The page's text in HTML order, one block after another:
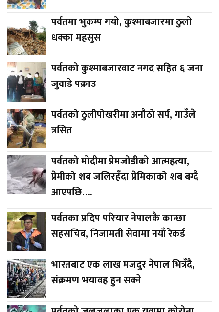
पर्वतमा भुकम्प गयो, कुश्माबजारमा ठुलो
धक्का महसुस
पर्वतको कुश्माबजारवाट नगद सहित ६ जना
जुवाडे पक्राउ
पर्वतको ठुलीपोखरीमा अनौठो सर्प, गाउँले
त्रसित
पर्वतको मोदीमा प्रेमजोडीको आत्महत्या,
प्रेमीको शब जलिरहँदा प्रेमिकाको शब बग्दै
आएपछि….
पर्वतका प्रदिप परियार नेपालकै कान्छा
सहसचिब, निजामती सेवामा नयाँ रेकर्ड
भारतबाट एक लाख मजदुर नेपाल भित्रँदै,
संक्रमण भयावह हुन सक्ने